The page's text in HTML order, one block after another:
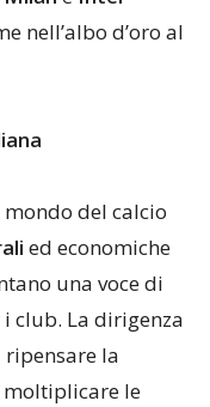
nell’albo d’oro al
mondo del calcio
ed economiche
una voce di
club. La dirigenza
la
le